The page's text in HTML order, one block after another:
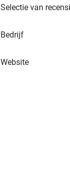
Selectie van
Bedrijf
Website